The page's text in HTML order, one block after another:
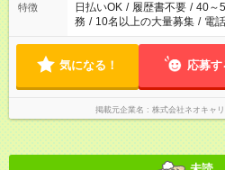
特徴 日払いOK / 履歴書不要 / 40～
務 / 10名以上の大量募集 / 電
気になる！ 応募す
掲載元企業名 株式会社ネオキャ